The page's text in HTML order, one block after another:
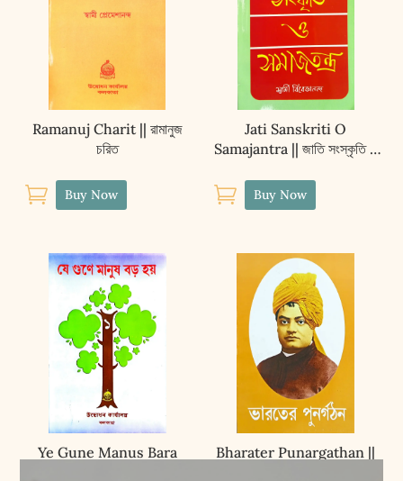
Ramanuj Charit || রামানুজ
চরিত
 Buy Now
Jati Sanskriti O
Samajantra || জাতি সংস্কৃতি ও
 Buy Now
Ye Gune Manus Bara
Bharater Punargathan ||